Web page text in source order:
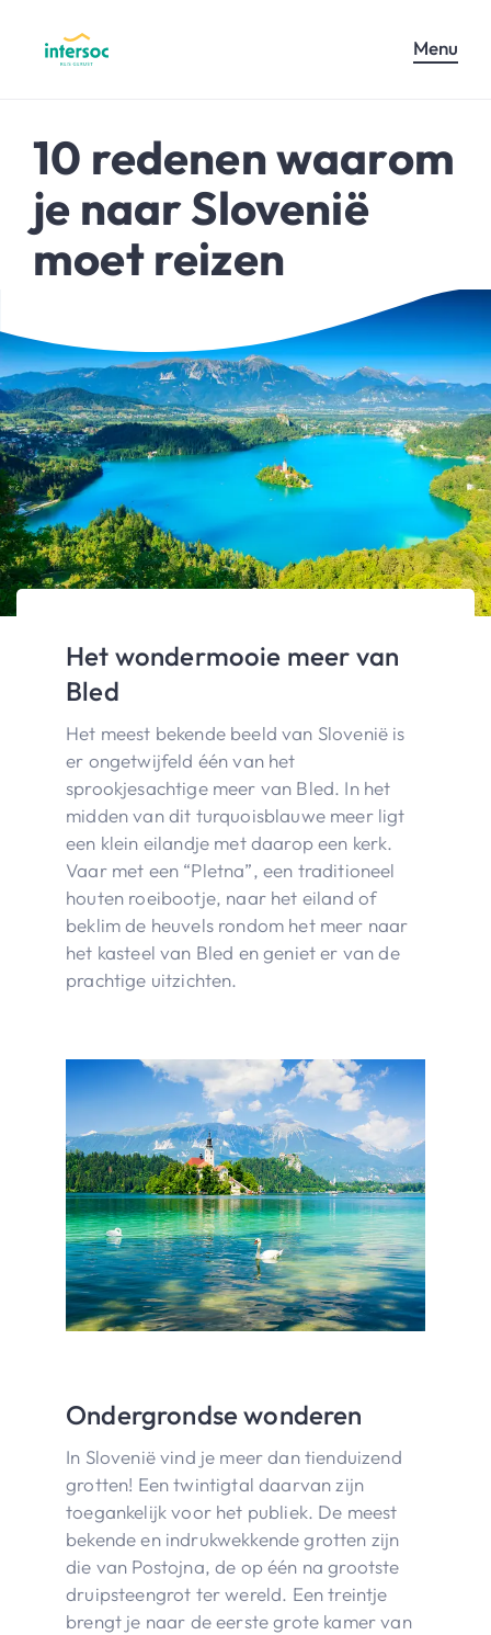
Menu
10 redenen waarom
je naar Slovenië
moet reizen
Het wondermooie meer van
Bled
Het meest bekende beeld van Slovenië is
er ongetwijfeld één van het
sprookjesachtige meer van Bled. In het
midden van dit turquoisblauwe meer ligt
een klein eilandje met daarop een kerk.
Vaar met een “Pletna”, een traditioneel
houten roeibootje, naar het eiland of
beklim de heuvels rondom het meer naar
het kasteel van Bled en geniet er van de
prachtige uitzichten.
Ondergrondse wonderen
In Slovenië vind je meer dan tienduizend
grotten! Een twintigtal daarvan zijn
toegankelijk voor het publiek. De meest
bekende en indrukwekkende grotten zijn
die van Postojna, de op één na grootste
druipsteengrot ter wereld. Een treintje
brengt je naar de eerste grote kamer van